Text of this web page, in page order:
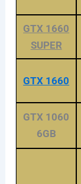
GTX 1660
SUPER
GTX 1660
GTX 1060
6GB